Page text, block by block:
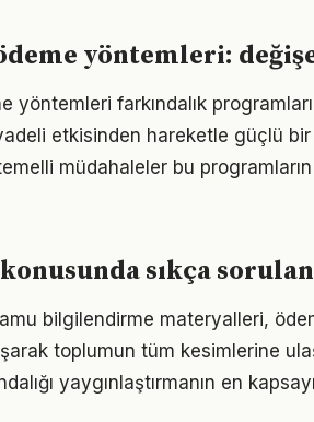
yöntemleri:
yöntemleri farkındalık
vadeli etkisinden hareketle güçlü
müdahaleler bu
sıkça
bilgilendirme materyalleri,
toplumun tüm kesimlerine
yaygınlaştırmanın en